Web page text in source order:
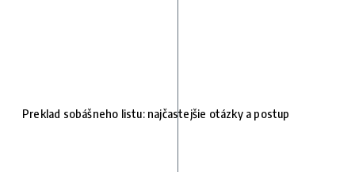
Preklad sobášneho listu: najčastejšie otázky a postup